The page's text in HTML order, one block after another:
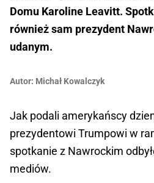
Domu Karoline Leavitt.
również sam prezydent
udanym.
Autor: Michał Kowalczyk
Jak podali amerykańscy
prezydentowi Trumpowi w
spotkanie z Nawrockim
mediów.